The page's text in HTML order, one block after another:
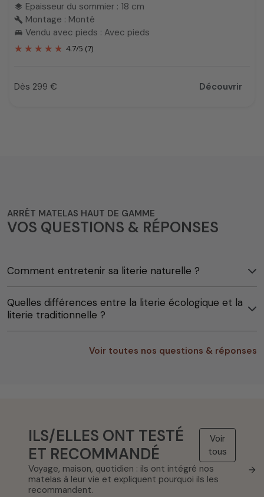
layers Epaisseur du sommier : 18 cm
build Montage : Monté
king_bed Vendu avec pieds : Avec pieds
4.7/5 (7)
Prix
Dès 299 € Découvrir
ARRÊT MATELAS HAUT DE GAMME
VOS QUESTIONS & RÉPONSES
Comment entretenir sa literie naturelle ?
Quelles différences entre la literie écologique et la
literie traditionnelle ?
Voir toutes nos questions & réponses
ILS/ELLES ONT TESTÉ
ET RECOMMANDÉ
Voir
tous
→
Voyage, maison, quotidien : ils ont intégré nos
matelas à leur vie et expliquent pourquoi ils les
recommandent.